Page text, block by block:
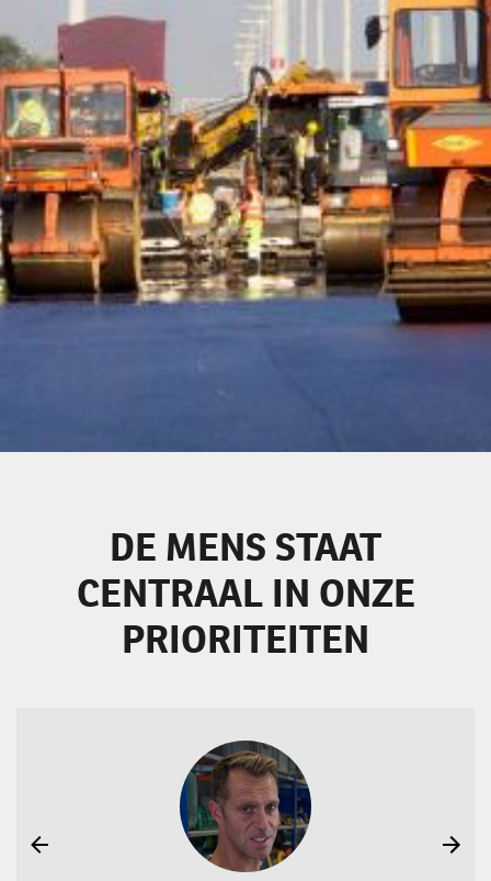
DE MENS STAAT
CENTRAAL IN ONZE
PRIORITEITEN